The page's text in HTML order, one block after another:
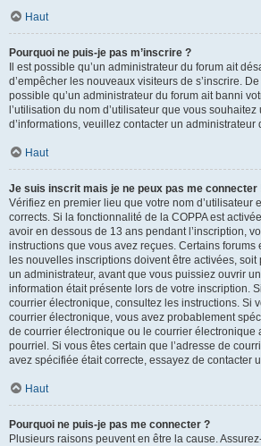
Haut
Pourquoi ne puis-je pas m’inscrire ?
Il est possible qu’un administrateur du forum ait
d’empêcher les nouveaux visiteurs de s’inscrire.
possible qu’un administrateur du forum ait banni
l’utilisation du nom d’utilisateur que vous
d’informations, veuillez contacter un administrateur
Haut
Je suis inscrit mais je ne peux pas me connecter
Vérifiez en premier lieu que votre nom d’utilisateur
corrects. Si la fonctionnalité de la COPPA est
avoir en dessous de 13 ans pendant l’inscription,
instructions que vous avez reçues. Certains forums
les nouvelles inscriptions doivent être activées,
un administrateur, avant que vous puissiez ouvrir
information était présente lors de votre inscription.
courrier électronique, consultez les instructions. Si
courrier électronique, vous avez probablement
de courrier électronique ou le courrier électronique
pourriel. Si vous êtes certain que l’adresse de
avez spécifiée était correcte, essayez de contacter
Haut
Pourquoi ne puis-je pas me connecter ?
Plusieurs raisons peuvent en être la cause.